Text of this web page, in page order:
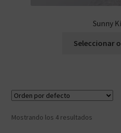
Sunny
Seleccionar
Mostrando los 4 resultados